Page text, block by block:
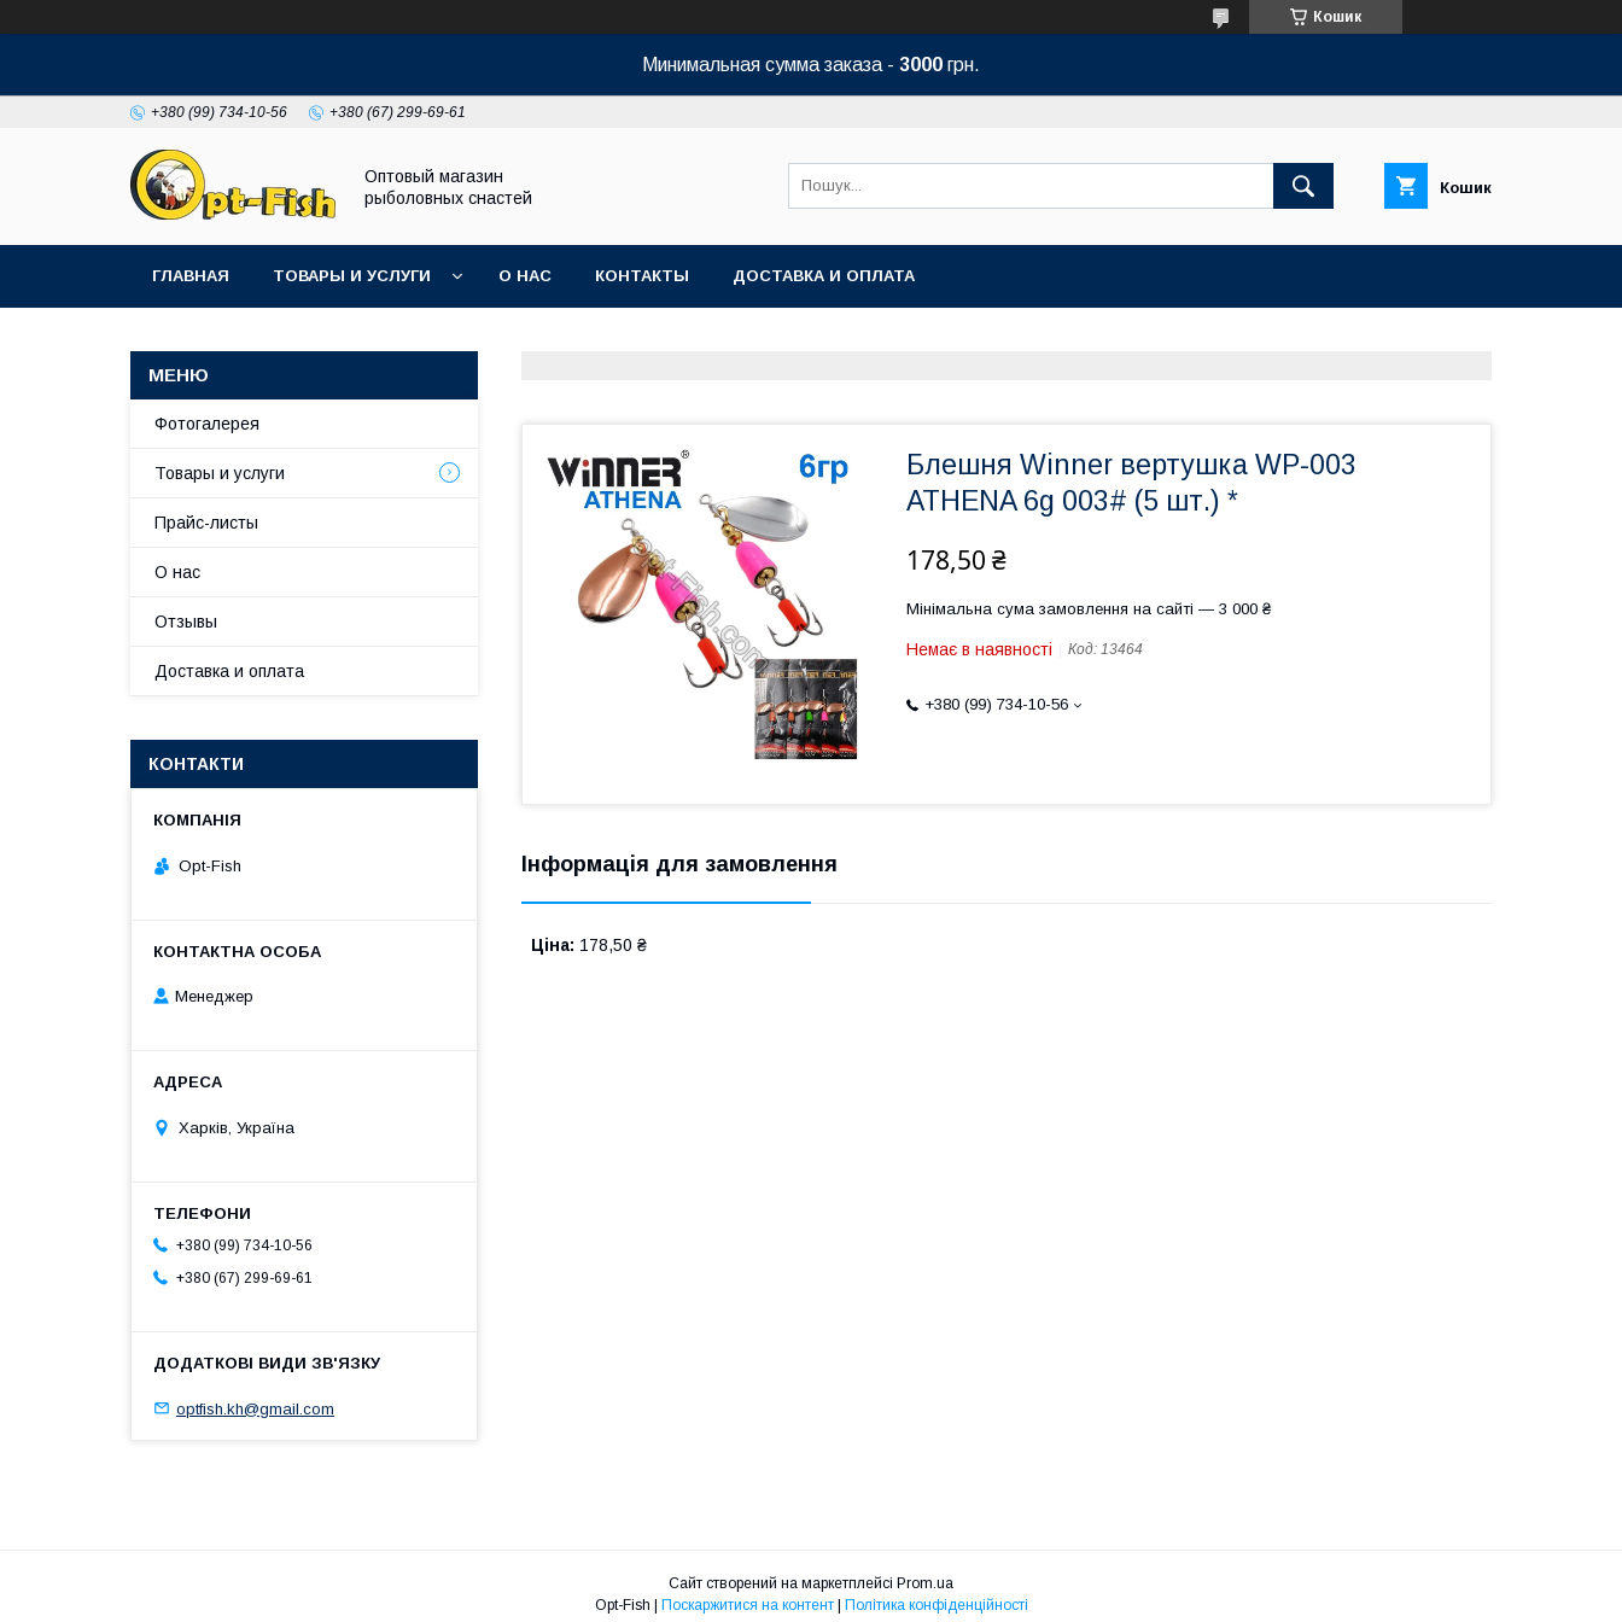
Кошик
Минимальная сумма заказа - 3000 грн.
+380 (99) 734-10-56 +380 (67) 299-69-61
Оптовый магазин
рыболовных снастей
Кошик
ГЛАВНАЯ ТОВАРЫ И УСЛУГИ О НАС КОНТАКТЫ ДОСТАВКА И ОПЛАТА
Блешня Winner вертушка WP-003
ATHENA 6g 003# (5 шт.) *
178,50 ₴
Мінімальна сума замовлення на сайті — 3 000 ₴
Немає в наявності Код: 13464
+380 (99) 734-10-56
Інформація для замовлення
Ціна: 178,50 ₴
Фотогалерея
Товары и услуги
Прайс-листы
О нас
Отзывы
Доставка и оплата
КОНТАКТИ
Opt-Fish
Менеджер
Харків, Україна
+380 (99) 734-10-56
+380 (67) 299-69-61
optfish.kh@gmail.com
Сайт створений на маркетплейсі Prom.ua
Поскаржитися на контент Політика конфіденційності